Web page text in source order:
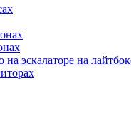
на эскалаторе на